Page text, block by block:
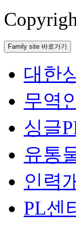
Family site 바로가기
대한
무역
싱글
유통
인력
PL센